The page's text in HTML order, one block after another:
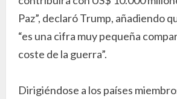
Paz”, declaró Trump, añadiendo
“es una cifra muy pequeña
coste de la guerra”.
Dirigiéndose a los países